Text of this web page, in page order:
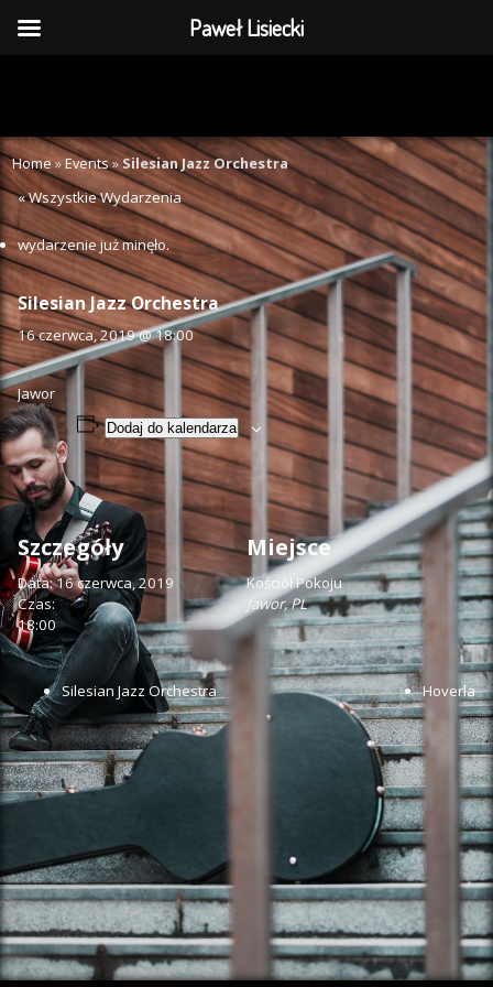
Home»Events» Silesian Jazz Orchestra
« Wszystkie Wydarzenia
wydarzenie już minęło.
Silesian Jazz Orchestra
16 czerwca, 2019 @ 18:00
Jawor
Dodaj do kalendarza
Szczegóły
Data:16 czerwca, 2019
Czas:
18:00
Miejsce
Kościół Pokoju
Jawor,PL
Silesian Jazz Orchestra Hoverla
Paweł Lisiecki